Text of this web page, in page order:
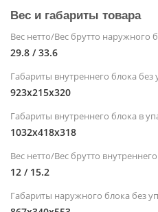
Вес и габариты товара
Вес нетто/Вес брутто наружного
29.8 / 33.6
Габариты внутреннего блока
923x215x320
Габариты внутреннего блока в
1032х418х318
Вес нетто/Вес брутто
12 / 15.2
Габариты наружного блока без